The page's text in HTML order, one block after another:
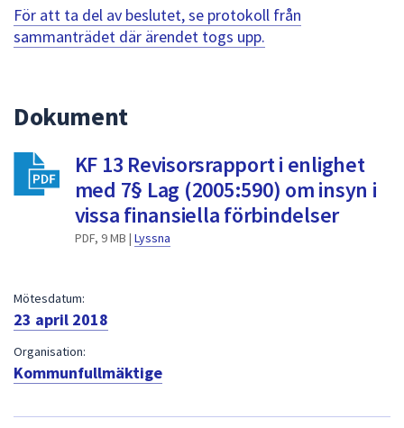
för
att
navigera
för
att
välja
något
För att ta del av beslutet, se protokoll från
sammanträdet där ärendet togs upp.
Dokument
KF 13 Revisorsrapport i enlighet
med 7§ Lag (2005:590) om insyn i
vissa finansiella förbindelser
PDF, 9 MB | Lyssna
Mötesdatum:
23 april 2018
Organisation:
Kommunfullmäktige